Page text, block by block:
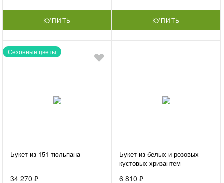
КУПИТЬ КУПИТЬ
Сезонные цветы
Букет из 151 тюльпана
34 270 ₽
Букет из белых и розовых
кустовых хризантем
6 810 ₽